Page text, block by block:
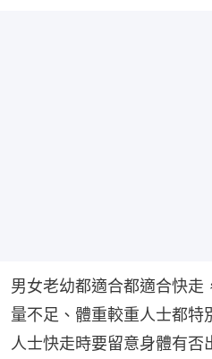
男女老幼都適合都適合快走
量不足、體重較重人士都特
人士快走時要留意身體有